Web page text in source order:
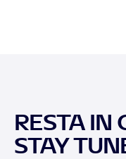
RESTA IN
STAY